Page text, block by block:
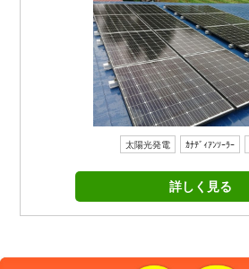
太陽光発電 ｶﾅﾃﾞｨｱﾝｿｰﾗｰ
詳しく見る